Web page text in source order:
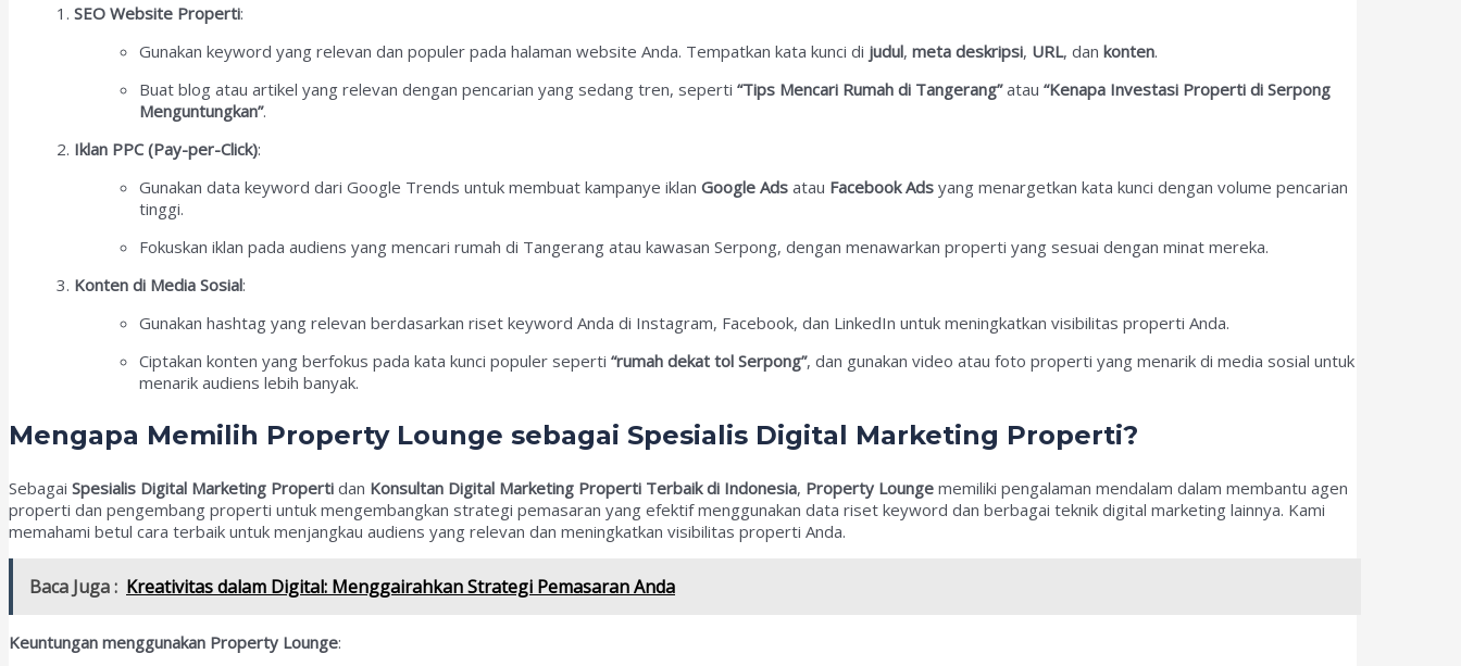
SEO Website Properti:
Gunakan keyword yang relevan dan populer pada halaman website Anda. Tempatkan kata kunci di judul, meta deskripsi, URL, dan konten.
Buat blog atau artikel yang relevan dengan pencarian yang sedang tren, seperti “Tips Mencari Rumah di Tangerang”atau “Kenapa Investasi Properti di Serpong
Menguntungkan”.
Iklan PPC (Pay-per-Click):
Gunakan data keyword dari Google Trends untuk membuat kampanye iklan Google Ads atau Facebook Ads yang menargetkan kata kunci dengan volume pencarian
tinggi.
Fokuskan iklan pada audiens yang mencari rumah di Tangerang atau kawasan Serpong, dengan menawarkan properti yang sesuai dengan minat mereka.
Konten di Media Sosial:
Gunakan hashtag yang relevan berdasarkan riset keyword Anda di Instagram, Facebook, dan LinkedIn untuk meningkatkan visibilitas properti Anda.
Ciptakan konten yang berfokus pada kata kunci populer seperti “rumah dekat tol Serpong”, dan gunakan video atau foto properti yang menarik di media sosial untuk
menarik audiens lebih banyak.
Mengapa Memilih Property Lounge sebagai Spesialis Digital Marketing Properti?
Sebagai Spesialis Digital Marketing Properti dan Konsultan Digital Marketing Properti Terbaik di Indonesia, Property Lounge memiliki pengalaman mendalam dalam membantu agen
properti dan pengembang properti untuk mengembangkan strategi pemasaran yang efektif menggunakan data riset keyword dan berbagai teknik digital marketing lainnya. Kami
memahami betul cara terbaik untuk menjangkau audiens yang relevan dan meningkatkan visibilitas properti Anda.
Baca Juga : Kreativitas dalam Digital: Menggairahkan Strategi Pemasaran Anda
Keuntungan menggunakan Property Lounge: